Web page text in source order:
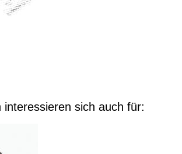
interessieren sich auch für: